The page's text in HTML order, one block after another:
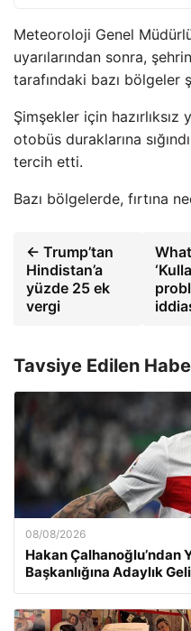
Meteoroloji Genel
uyarılarından sonra,
tarafındaki bazı
Şimşekler için
otobüs duraklarına
tercih etti.
Bazı bölgelerde, fırtına
← Trump’tan
Hindistan’a
yüzde 25 ek
vergi
Tavsiye Edilen
08/08/2026
Hakan Çalhanoğlu’ndan
Başkanlığına Adaylık